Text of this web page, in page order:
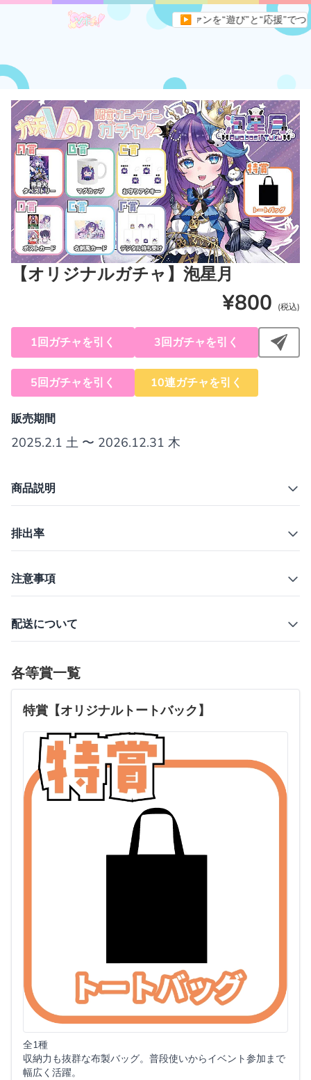
▶
トです。すべてのVライバーとファンを“遊び”と“応援”でつなぐ、
【オリジナルガチャ】泡星月
¥800 (税込)
1回ガチャを引く 3回ガチャを引く
5回ガチャを引く 10連ガチャを引く
販売期間
2025.2.1 土 〜 2026.12.31 木
商品説明
排出率
注意事項
配送について
各等賞一覧
特賞【オリジナルトートバック】
全1種
収納力も抜群な布製バッグ。普段使いからイベント参加まで
幅広く活躍。